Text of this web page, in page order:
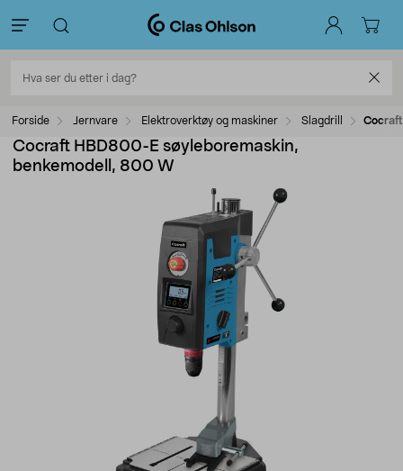
Forside Jernvare Elektroverktøy og maskiner Slagdrill
Cocraft HBD800-E søyleboremaskin,
benkemodell, 800 W